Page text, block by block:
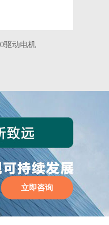
驱动电机
立即咨询